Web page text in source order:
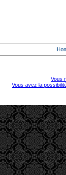
Vous
Vous avez la